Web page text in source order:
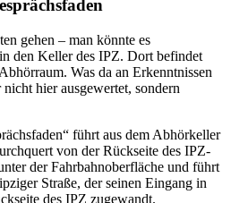
gehen – man könnte es
den Keller des IPZ. Dort befindet
Was da an Erkenntnissen
hier ausgewertet, sondern
führt aus dem Abhörkeller
von der Rückseite des IPZ-
der Fahrbahnoberfläche und führt
Straße, der seinen Eingang in
des IPZ zugewandt.